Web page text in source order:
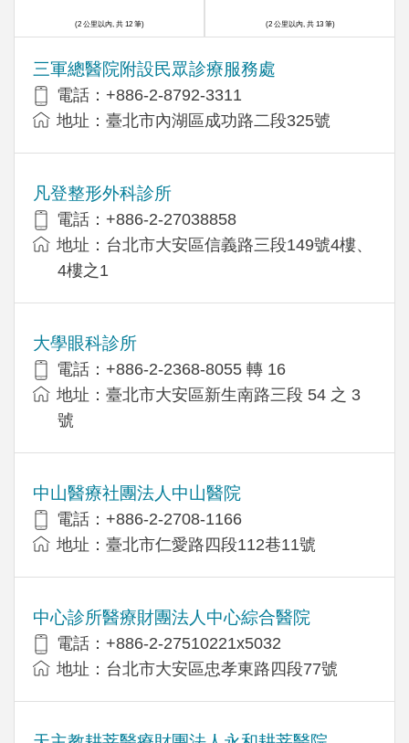
三軍總醫院附設民眾診療服務處
電話：+886-2-8792-3311
地址：臺北市內湖區成功路二段325號
凡登整形外科診所
電話：+886-2-27038858
地址：台北市大安區信義路三段149號4樓、
4樓之1
大學眼科診所
電話：+886-2-2368-8055 轉 16
地址：臺北市大安區新生南路三段 54 之 3
號
中山醫療社團法人中山醫院
電話：+886-2-2708-1166
地址：臺北市仁愛路四段112巷11號
中心診所醫療財團法人中心綜合醫院
電話：+886-2-27510221x5032
地址：台北市大安區忠孝東路四段77號
(2 公里以內, 共 12 筆) (2 公里以內, 共 13 筆)